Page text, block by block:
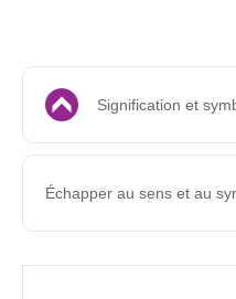
Signification et
Échapper au sens et au